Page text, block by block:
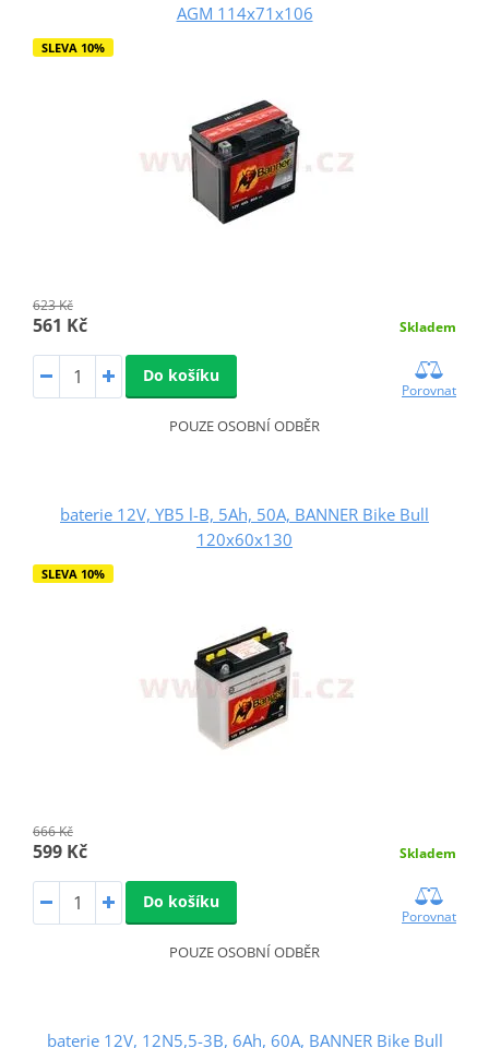
AGM 114x71x106
SLEVA 10%
623 Kč
561 Kč Skladem
Do košíku
Porovnat
POUZE OSOBNÍ ODBĚR
baterie 12V, YB5 l-B, 5Ah, 50A, BANNER Bike Bull
120x60x130
SLEVA 10%
666 Kč
599 Kč Skladem
Do košíku
Porovnat
POUZE OSOBNÍ ODBĚR
baterie 12V, 12N5,5-3B, 6Ah, 60A, BANNER Bike Bull